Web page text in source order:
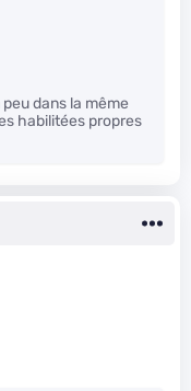
dans la même
habilitées propres